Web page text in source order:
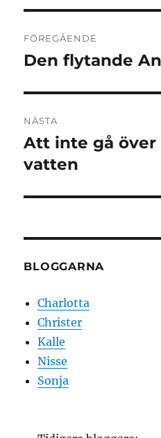
FÖREGÅENDE
Föregående
Den flytande
NÄSTA
Nästa
inlägg:
Att inte gå över
vatten
BLOGGARNA
Charlotta
Christer
Kalle
Nisse
Sonja